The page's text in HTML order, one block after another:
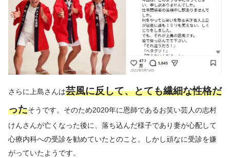
さらに上島さんは芸風に反して、とても繊細な性格だ
ったそうです。そのため2020年に恩師であるお笑い芸人の志村
けんさんが亡くなった後に、落ち込んだ様子であり妻が心配して
心療内科への受診を勧めていたとのこと。しかし頑なに受診を嫌
がっていたようです。